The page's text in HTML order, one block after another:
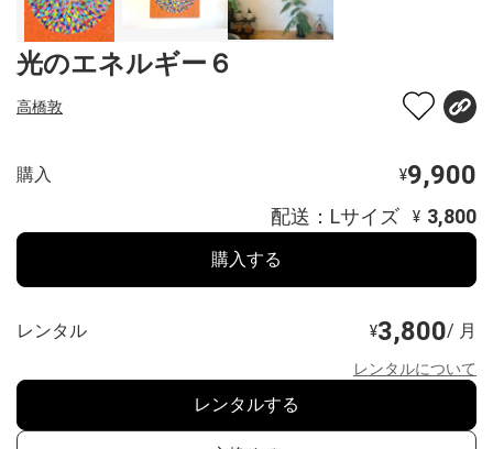
光のエネルギー６
高橋敦
購入 ¥9,900
配送：Lサイズ ¥ 3,800
購入する
レンタル ¥3,800/ 月
レンタルについて
レンタルする